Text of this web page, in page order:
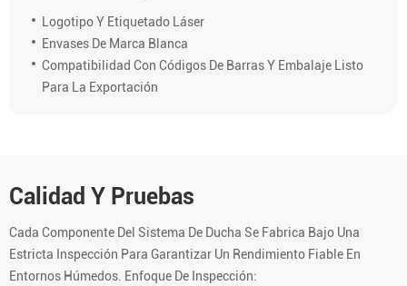
Logotipo Y Etiquetado Láser
Envases De Marca Blanca
Compatibilidad Con Códigos De Barras Y Embalaje Listo
Para La Exportación
Calidad Y Pruebas
Cada Componente Del Sistema De Ducha Se Fabrica Bajo Una
Estricta Inspección Para Garantizar Un Rendimiento Fiable En
Entornos Húmedos. Enfoque De Inspección: